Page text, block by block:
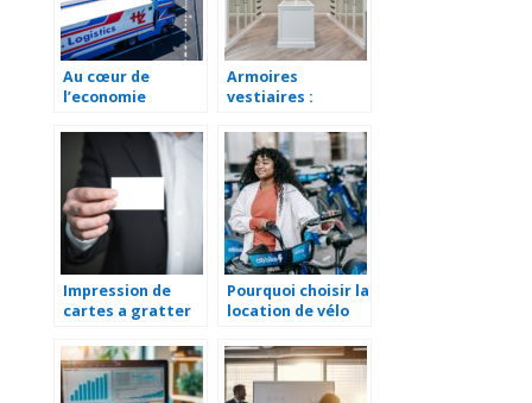
Au cœur de
l’economie
role essentiel du
transport
logistique
Armoires
vestiaires :
pour
l’amenagement
professionnel
Impression de
cartes a gratter
les avantages
pour votre
entreprise
Pourquoi choisir la
location de vélo
entreprise :
avantages et
conseils